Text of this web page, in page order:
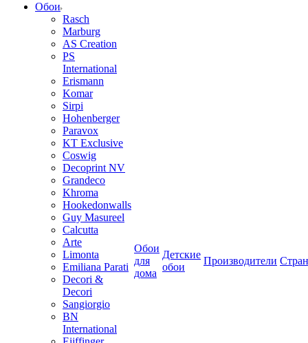
Обои
Rasch
Marburg
AS Creation
PS
International
Erismann
Komar
Sirpi
Hohenberger
Paravox
KT Exclusive
Coswig
Decoprint NV
Grandeco
Khroma
Hookedonwalls
Guy Masureel
Calcutta
Arte
Limonta
Emiliana Parati
Decori &
Decori
Sangiorgio
BN
International
Обои
для
дома
Детские
обои
Производители